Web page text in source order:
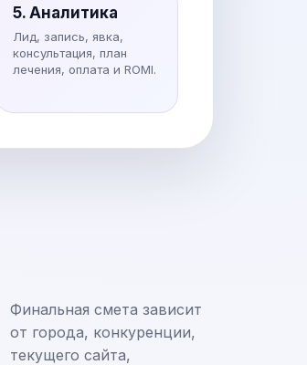
5. Аналитика
Лид, запись, явка,
консультация, план
лечения, оплата и ROMI.
Финальная смета зависит
от города, конкуренции,
текущего сайта,